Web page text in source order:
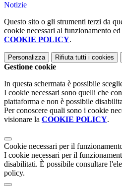
Notizie
Questo sito o gli strumenti terzi da
cookie necessari al funzionamento
COOKIE POLICY.
Personalizza Rifiuta tutti i cookies
Gestione cookie
In questa schermata è possibile
I cookie necessari sono quelli che
piattaforma e non è possibile
Per conoscere quali sono i cookie
visionare la COOKIE POLICY.
Cookie necessari per il
I cookie necessari per il
disabilitati. È possibile consultare
policy.